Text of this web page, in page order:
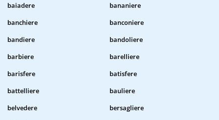
baiadere
bananiere
banchiere
banconiere
bandiere
bandoliere
barbiere
barelliere
barisfere
batisfere
battelliere
bauliere
belvedere
bersagliere